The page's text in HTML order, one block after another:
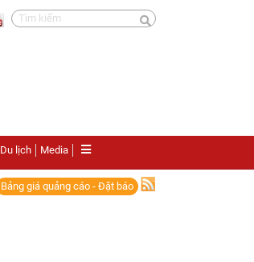
Du lịch Media
Bảng giá quảng cáo - Đặt báo